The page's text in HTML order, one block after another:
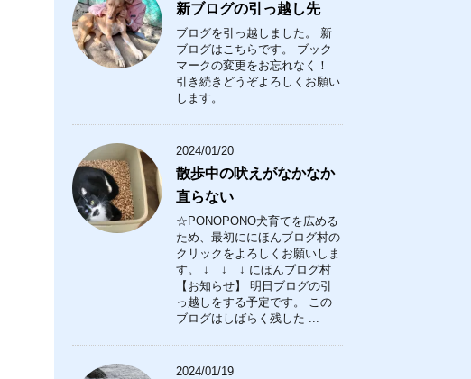
新ブログの引っ越し先
ブログを引っ越しました。 新
ブログはこちらです。 ブック
マークの変更をお忘れなく！
引き続きどうぞよろしくお願い
します。
2024/01/20
散歩中の吠えがなかなか
直らない
☆PONOPONO犬育てを広める
ため、最初ににほんブログ村の
クリックをよろしくお願いしま
す。 ↓ ↓ ↓ にほんブログ村
【お知らせ】 明日ブログの引
っ越しをする予定です。 この
ブログはしばらく残した ...
2024/01/19